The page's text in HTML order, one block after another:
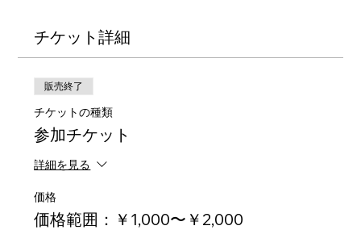
チケット詳細
販売終了
チケットの種類
参加チケット
詳細を見る
価格
価格範囲：￥1,000〜￥2,000